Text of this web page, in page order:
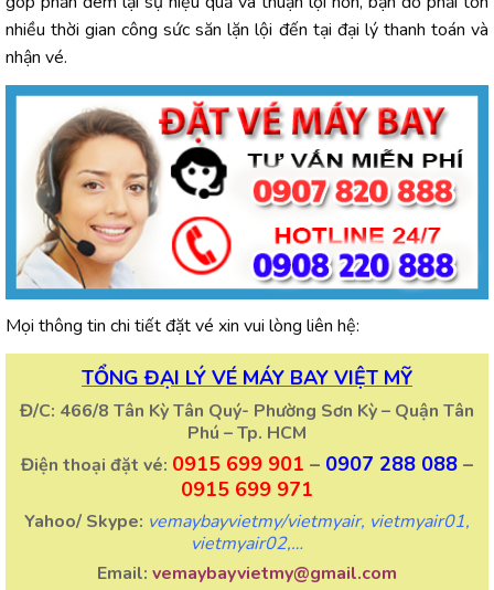
nhiều thời gian công sức săn lặn lội đến tại đại lý thanh toán và
nhận vé.
Mọi thông tin chi tiết đặt vé xin vui lòng liên hệ:
TỔNG ĐẠI LÝ VÉ MÁY BAY VIỆT MỸ
Đ/C: 466/8 Tân Kỳ Tân Quý- Phường Sơn Kỳ – Quận Tân
Phú – Tp. HCM
Điện thoại đặt vé: 0915 699 901 – 0907 288 088 –
0915 699 971
Yahoo/ Skype: vemaybayvietmy/vietmyair, vietmyair01,
vietmyair02,…
Email: vemaybayvietmy@gmail.com